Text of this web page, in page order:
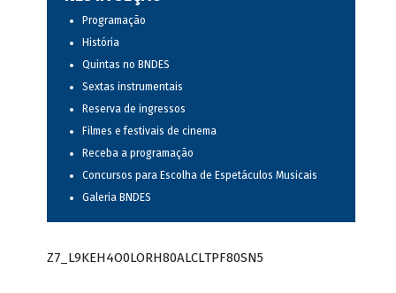
Programação
História
Quintas no BNDES
Sextas instrumentais
Reserva de ingressos
Filmes e festivais de cinema
Receba a programação
Concursos para Escolha de Espetáculos Musicais
Galeria BNDES
Z7_L9KEH4O0LORH80ALCLTPF80SN5